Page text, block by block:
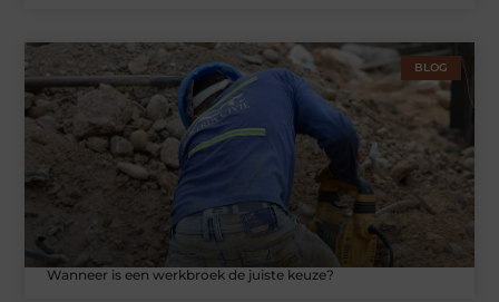
BLOG
Wanneer is een werkbroek de juiste keuze?